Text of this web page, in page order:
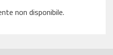
non disponibile.